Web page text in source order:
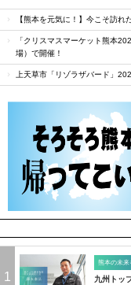
【熊本を元気に！】今こそ訪れ
「クリスマスマーケット熊本
場）で開催！
上天草市「リゾラザバード」
1
熊本の未来
九州トッ